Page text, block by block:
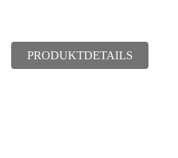
PRODUKTDETAILS